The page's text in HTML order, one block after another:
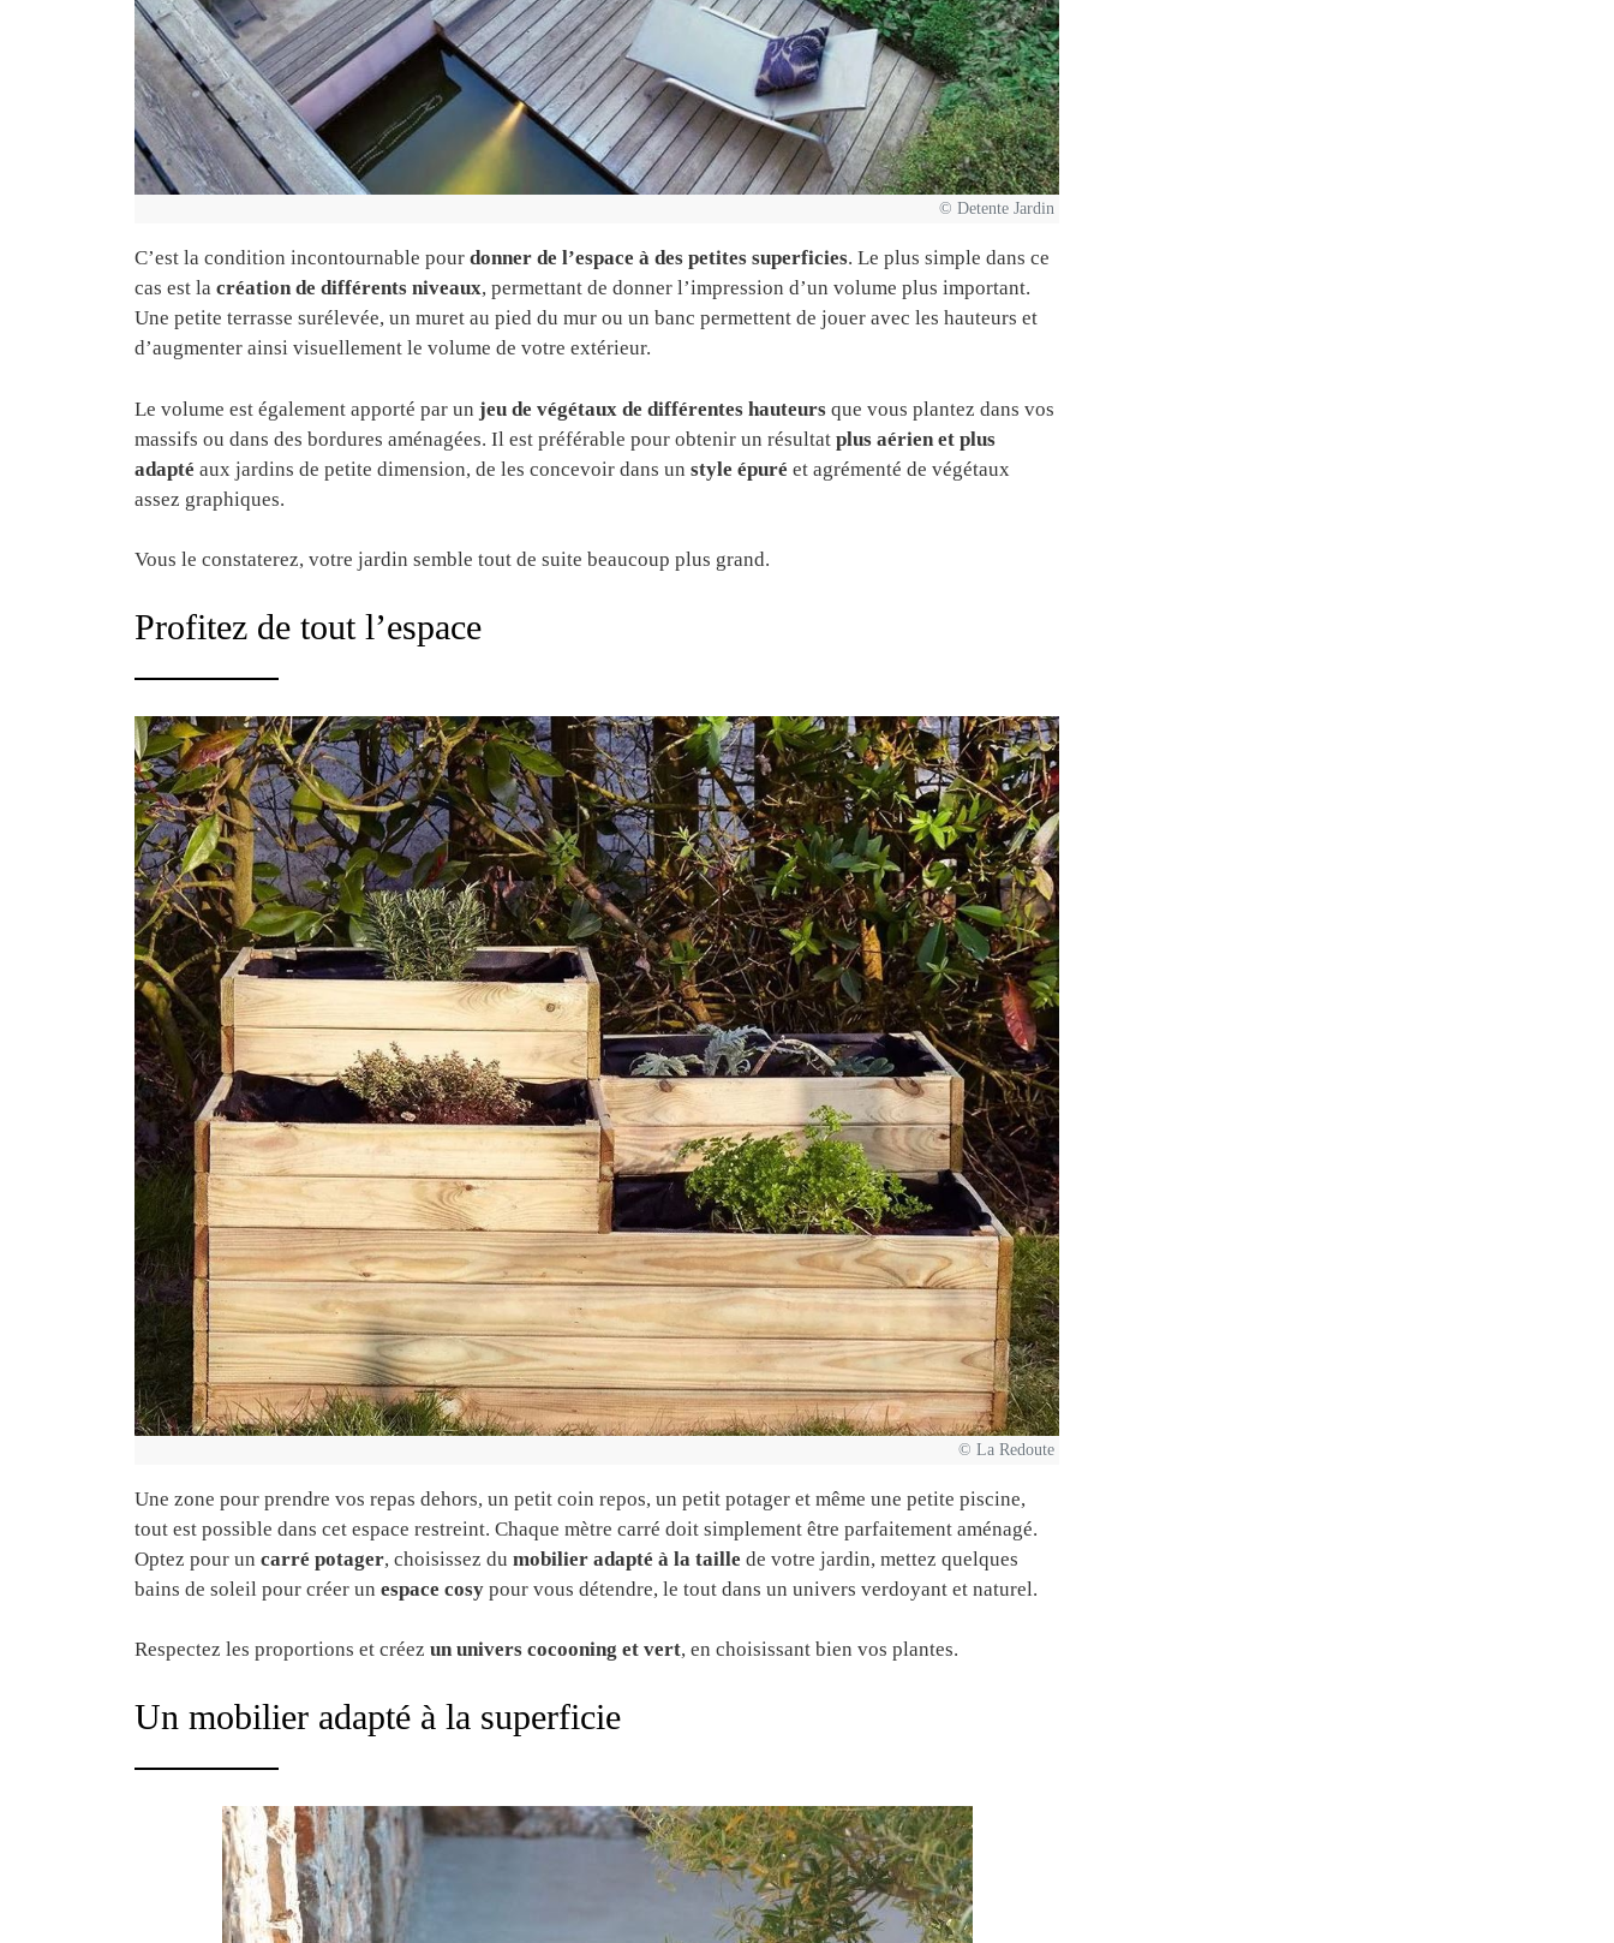
© Detente Jardin
C’est la condition incontournable pour donner de l’espace à des petites superficies. Le plus simple dans ce
cas est la création de différents niveaux, permettant de donner l’impression d’un volume plus important.
Une petite terrasse surélevée, un muret au pied du mur ou un banc permettent de jouer avec les hauteurs et
d’augmenter ainsi visuellement le volume de votre extérieur.
Le volume est également apporté par un jeu de végétaux de différentes hauteurs que vous plantez dans vos
massifs ou dans des bordures aménagées. Il est préférable pour obtenir un résultat plus aérien et plus
adapté aux jardins de petite dimension, de les concevoir dans un style épuré et agrémenté de végétaux
assez graphiques.
Vous le constaterez, votre jardin semble tout de suite beaucoup plus grand.
Profitez de tout l’espace
© La Redoute
Une zone pour prendre vos repas dehors, un petit coin repos, un petit potager et même une petite piscine,
tout est possible dans cet espace restreint. Chaque mètre carré doit simplement être parfaitement aménagé.
Optez pour un carré potager, choisissez du mobilier adapté à la taille de votre jardin, mettez quelques
bains de soleil pour créer un espace cosy pour vous détendre, le tout dans un univers verdoyant et naturel.
Respectez les proportions et créez un univers cocooning et vert, en choisissant bien vos plantes.
Un mobilier adapté à la superficie